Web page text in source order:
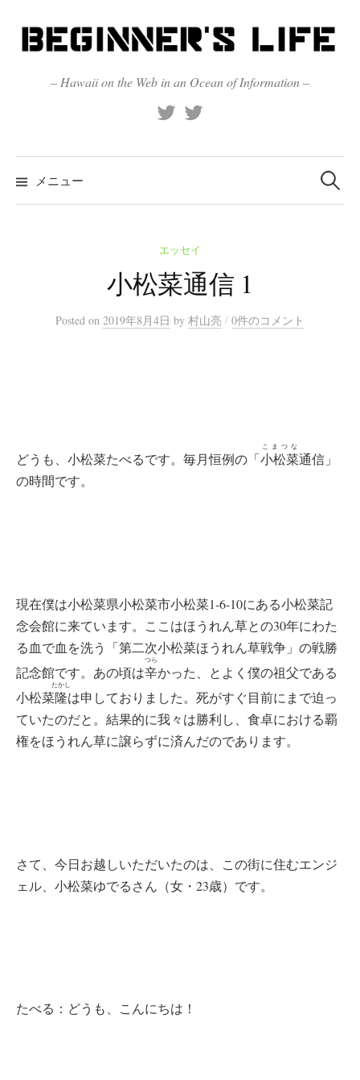
ン
テ
キ
ッ
プ
– Hawaii on the Web in an Ocean of Information –
メニュー
検
索:
エッセイ
小松菜通信 1
Posted on 2019年8月4日 by 村山亮 / 0件のコメント
どうも、小松菜たべるです。毎月恒例の「小松菜
こまつな
通信」
の時間です。
現在僕は小松菜県小松菜市小松菜1-6-10にある小松菜記
念会館に来ています。ここはほうれん草との30年にわた
る血で血を洗う「第二次小松菜ほうれん草戦争」の戦勝
記念館です。あの頃は辛
つら
かった、とよく僕の祖父である
小松菜隆
たかし
は申しておりました。死がすぐ目前にまで迫っ
ていたのだと。結果的に我々は勝利し、食卓における覇
権をほうれん草に譲らずに済んだのであります。
さて、今日お越しいただいたのは、この街に住むエンジ
ェル、小松菜ゆでるさん（女・23歳）です。
たべる：どうも、こんにちは！